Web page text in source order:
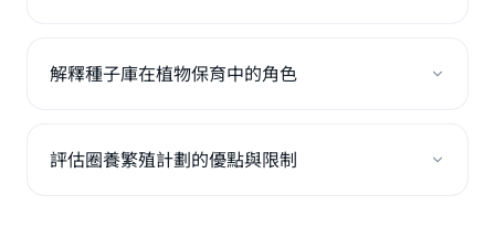
解釋種子庫在植物保育中的角色
評估圈養繁殖計劃的優點與限制